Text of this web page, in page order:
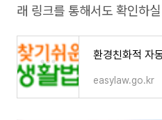
래 링크를 통해서도 확인하
easylaw.go.kr